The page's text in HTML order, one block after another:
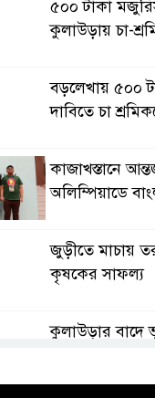
৫০০ টাকা
কুলাউড়ায় চা-
বড়লেখায় ৫০০
দাবিতে চা
কাজাখস্তানে
অলিম্পিয়াডে
জুড়ীতে মাচায়
কৃষকের সাফল্য
কুলাউড়ার বাদে